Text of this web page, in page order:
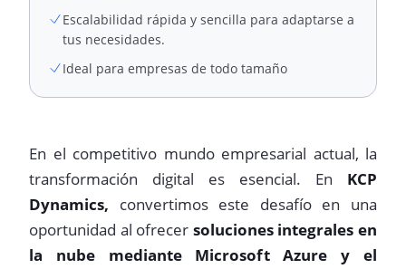
Escalabilidad rápida y sencilla para adaptarse a
tus necesidades.
Ideal para empresas de todo tamaño
En el competitivo mundo empresarial actual, la
transformación digital es esencial. En KCP
Dynamics, convertimos este desafío en una
oportunidad al ofrecer soluciones integrales en
la nube mediante Microsoft Azure y el